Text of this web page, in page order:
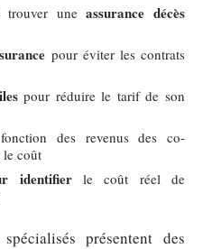
trouver uneassurance décès
pour éviter les contrats
pour réduire le tarif de son
des revenus des co-
le coût
identifierle coût réel de
présentent des